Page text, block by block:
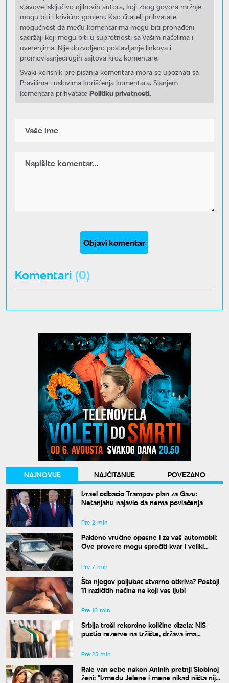
stavove isključivo njihovih autora, koji zbog govora mržnje
mogu biti i krivično gonjeni. Kao čitatelj prihvatate
mogućnost da među komentarima mogu biti pronađeni
sadržaji koji mogu biti u suprotnosti sa Vašim načelima i
uverenjima. Nije dozvoljeno postavljanje linkova i
promovisanjedrugih sajtova kroz komentare.
Svaki korisnik pre pisanja komentara mora se upoznati sa
Pravilima i uslovima korišćenja komentara. Slanjem
komentara prihvatate Politiku privatnosti.
Objavi komentar
Komentari (0)
NAJNOVIJE NAJČITANIJE
POVEZANO
Izrael odbacio Trampov plan za Gazu:
Netanjahu najavio da nema povlačenja
Pre 2 min
Paklene vrućine opasne i za vaš automobil:
Ove provere mogu sprečiti kvar i veliki
Pre 7 min
Šta njegov poljubac stvarno otkriva? Postoji
11 različitih načina na koji vas ljubi
Pre 16 min
Srbija troši rekordne količine dizela: NIS
pustio rezerve na tržište, država ima
Pre 25 min
Rale van sebe nakon Aninih pretnji Slobinoj
ženi: "Između Jelene i mene nikad ništa nije